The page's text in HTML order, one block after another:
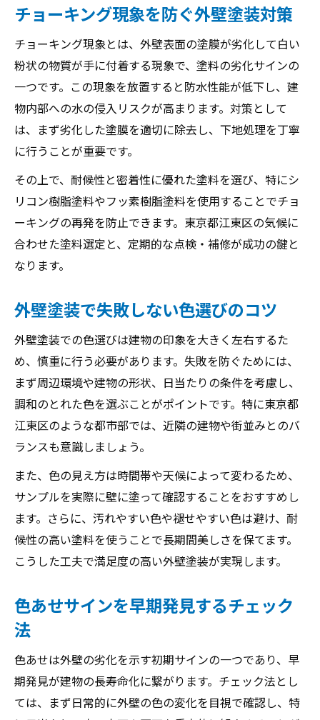
チョーキング現象を防ぐ外壁塗装対策
チョーキング現象とは、外壁表面の塗膜が劣化して白い
粉状の物質が手に付着する現象で、塗料の劣化サインの
一つです。この現象を放置すると防水性能が低下し、建
物内部への水の侵入リスクが高まります。対策として
は、まず劣化した塗膜を適切に除去し、下地処理を丁寧
に行うことが重要です。
その上で、耐候性と密着性に優れた塗料を選び、特にシ
リコン樹脂塗料やフッ素樹脂塗料を使用することでチョ
ーキングの再発を防止できます。東京都江東区の気候に
合わせた塗料選定と、定期的な点検・補修が成功の鍵と
なります。
外壁塗装で失敗しない色選びのコツ
外壁塗装での色選びは建物の印象を大きく左右するた
め、慎重に行う必要があります。失敗を防ぐためには、
まず周辺環境や建物の形状、日当たりの条件を考慮し、
調和のとれた色を選ぶことがポイントです。特に東京都
江東区のような都市部では、近隣の建物や街並みとのバ
ランスも意識しましょう。
また、色の見え方は時間帯や天候によって変わるため、
サンプルを実際に壁に塗って確認することをおすすめし
ます。さらに、汚れやすい色や褪せやすい色は避け、耐
候性の高い塗料を使うことで長期間美しさを保てます。
こうした工夫で満足度の高い外壁塗装が実現します。
色あせサインを早期発見するチェック
法
色あせは外壁の劣化を示す初期サインの一つであり、早
期発見が建物の長寿命化に繋がります。チェック法とし
ては、まず日常的に外壁の色の変化を目視で確認し、特